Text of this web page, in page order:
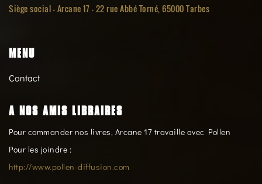
Siège social -Arcane 17 - 22 rue Abbé Torné, 65000 Tarbes
MENU
Contact
A NOS AMIS LIBRAIRES
Pour commander nos livres, Arcane 17 travaille avec Pollen
Pour les joindre :
http://www.pollen-diffusion.com